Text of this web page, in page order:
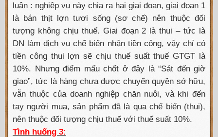
luận : nghiệp vụ này chia ra hai giai đoạn, giai đoạn 1
là bán thịt lợn tươi sống (sơ chế) nên thuộc đối
tượng không chịu thuế. Giai đoạn 2 là thui – tức là
DN làm dịch vụ chế biến nhận tiền công, vậy chỉ có
tiền công thui lợn sẽ chịu thuế suất thuế GTGT là
10%. Nhưng điểm mấu chốt ở đây là “Sát đến giờ
giao”, tức là hàng chưa được chuyển quyền sở hữu,
vẫn thuộc của doanh nghiệp chăn nuôi, và khi đến
tay người mua, sản phẩm đã là qua chế biến (thui),
nên thuộc đối tượng chịu thuế với thuế suất 10%.
Tình huống 3: